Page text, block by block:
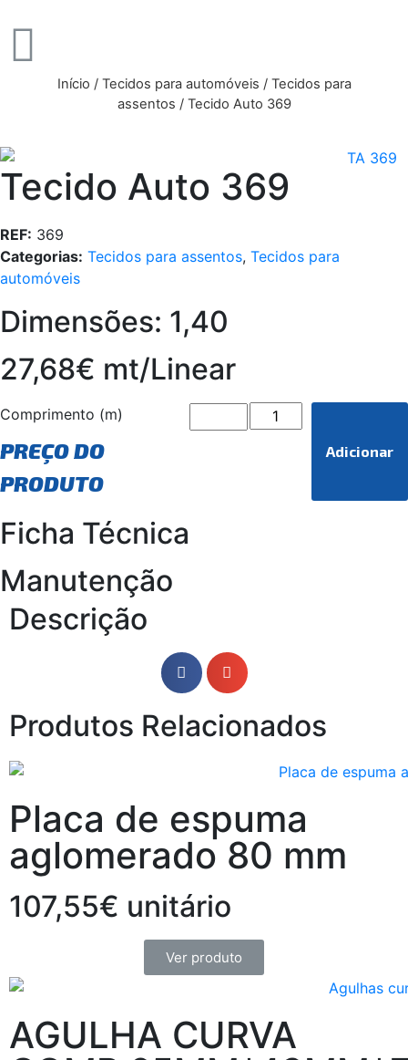
Início / Tecidos para automóveis / Tecidos para
assentos / Tecido Auto 369
Tecido Auto 369
REF: 369
Categorias: Tecidos para assentos, Tecidos para
automóveis
Dimensões: 1,40
27,68€ mt/Linear
Comprimento (m)
PREÇO DO
PRODUTO
Adicionar
Ficha Técnica
Manutenção
Descrição
Produtos Relacionados
Placa de espuma
aglomerado 80 mm
107,55€ unitário
Ver produto
AGULHA CURVA